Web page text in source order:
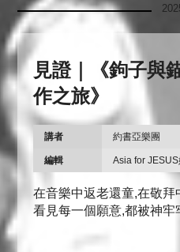
見證｜《鉤子與
作之旅》
講者 約書亞樂團
編輯 Asia for
在音樂中返老還童,在敬拜
看見每一個願意,都被神牢